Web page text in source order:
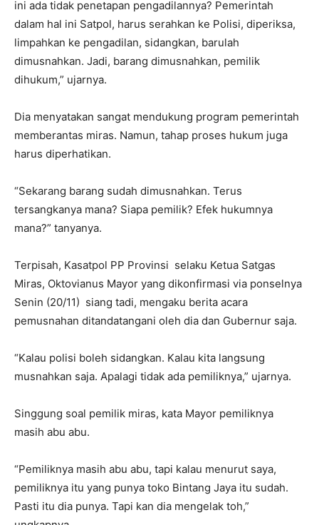
ini ada tidak penetapan pengadilannya? Pemerintah
dalam hal ini Satpol, harus serahkan ke Polisi, diperiksa,
limpahkan ke pengadilan, sidangkan, barulah
dimusnahkan. Jadi, barang dimusnahkan, pemilik
dihukum,” ujarnya.
Dia menyatakan sangat mendukung program pemerintah
memberantas miras. Namun, tahap proses hukum juga
harus diperhatikan.
“Sekarang barang sudah dimusnahkan. Terus
tersangkanya mana? Siapa pemilik? Efek hukumnya
mana?” tanyanya.
Terpisah, Kasatpol PP Provinsi selaku Ketua Satgas
Miras, Oktovianus Mayor yang dikonfirmasi via ponselnya
Senin (20/11) siang tadi, mengaku berita acara
pemusnahan ditandatangani oleh dia dan Gubernur saja.
“Kalau polisi boleh sidangkan. Kalau kita langsung
musnahkan saja. Apalagi tidak ada pemiliknya,” ujarnya.
Singgung soal pemilik miras, kata Mayor pemiliknya
masih abu abu.
“Pemiliknya masih abu abu, tapi kalau menurut saya,
pemiliknya itu yang punya toko Bintang Jaya itu sudah.
Pasti itu dia punya. Tapi kan dia mengelak toh,”